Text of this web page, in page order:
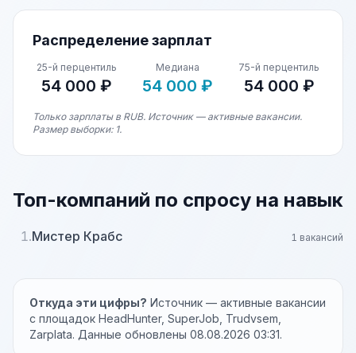
Распределение зарплат
25-й перцентиль
54 000 ₽
Медиана
54 000 ₽
75-й перцентиль
54 000 ₽
Только зарплаты в RUB. Источник — активные вакансии.
Размер выборки: 1.
Топ-компаний по спросу на навык
1.Мистер Крабс 1 вакансий
Откуда эти цифры? Источник — активные вакансии
с площадок HeadHunter, SuperJob, Trudvsem,
Zarplata. Данные обновлены 08.08.2026 03:31.